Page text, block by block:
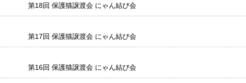
第18回 保護猫譲渡会 にゃん結び会
第17回 保護猫譲渡会 にゃん結び会
第16回 保護猫譲渡会 にゃん結び会